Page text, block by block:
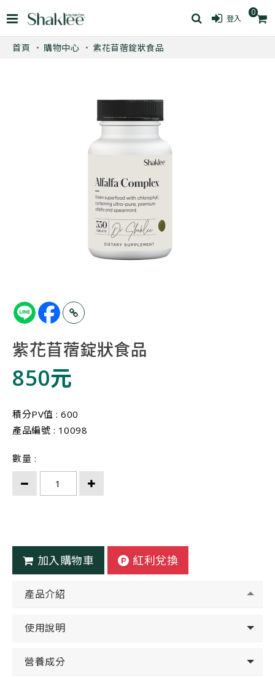
0
登入
首頁 購物中心 紫花苜蓿錠狀食品
紫花苜蓿錠狀食品
850元
積分PV值 : 600
產品編號 : 10098
數量 :
加入購物車 紅利兌換
產品介紹
使用說明
營養成分